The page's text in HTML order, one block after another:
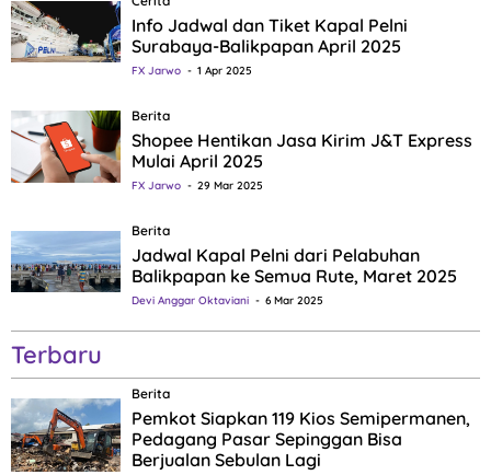
Info Jadwal dan Tiket Kapal Pelni
Surabaya-Balikpapan April 2025
FX Jarwo 1 Apr 2025
Berita
Shopee Hentikan Jasa Kirim J&T Express
Mulai April 2025
FX Jarwo 29 Mar 2025
Berita
Jadwal Kapal Pelni dari Pelabuhan
Balikpapan ke Semua Rute, Maret 2025
Devi Anggar Oktaviani 6 Mar 2025
Terbaru
Berita
Pemkot Siapkan 119 Kios Semipermanen,
Pedagang Pasar Sepinggan Bisa
Berjualan Sebulan Lagi